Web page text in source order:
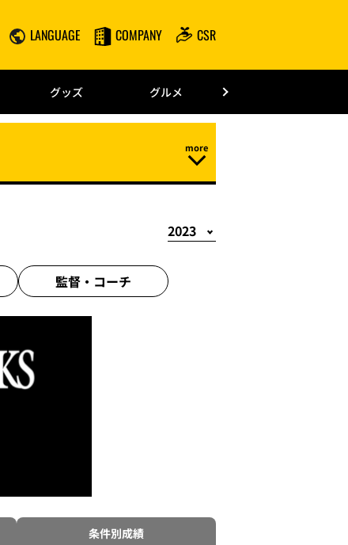
LANGUAGE COMPANY CSR
グッズ グルメ
監督・ コーチ
条件別成績